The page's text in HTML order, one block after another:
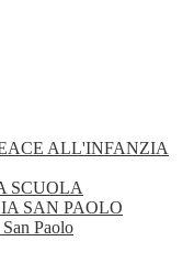
ALL'INFANZIA
SCUOLA
SAN PAOLO
Paolo